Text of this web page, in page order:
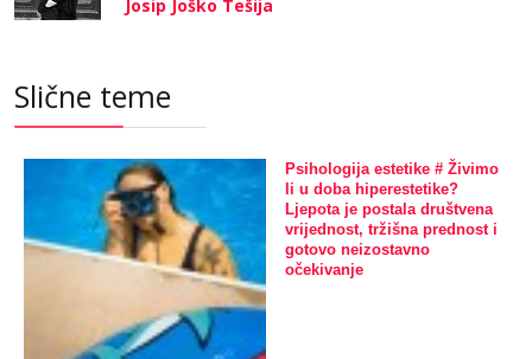
Josip Joško Tešija
Slične teme
Psihologija estetike # Živimo
li u doba hiperestetike?
Ljepota je postala društvena
vrijednost, tržišna prednost i
gotovo neizostavno
očekivanje